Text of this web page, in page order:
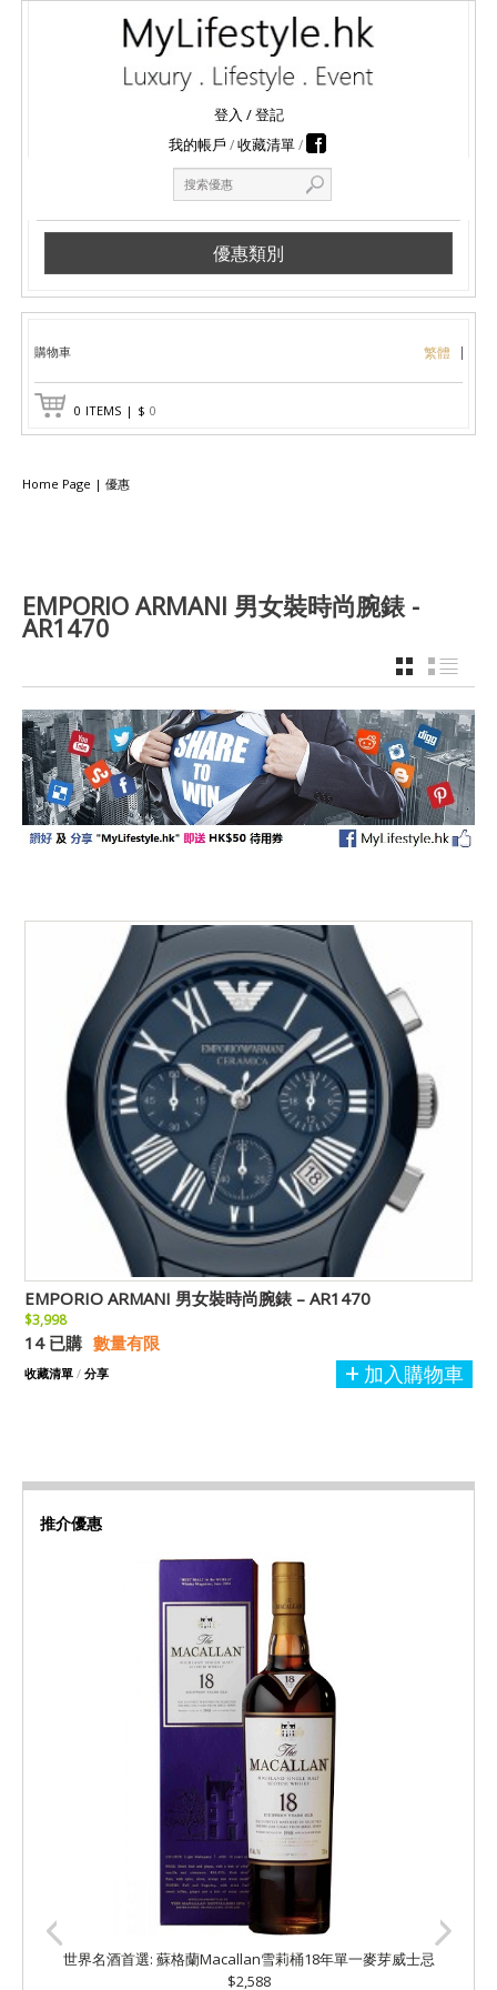
登入 /登記
我的帳戶
收藏清單
優惠類別
購物車 繁體
0 ITEMS | $ 0
Home Page | 優惠
EMPORIO ARMANI 男女裝時尚腕錶 -
AR1470
GRID
EMPORIO ARMANI 男女裝時尚腕錶 – AR1470
$3,998
14 已購 數量有限
加入購物車
收藏清單 / 分享
推介優惠
世界名酒首選: 蘇格蘭Macallan雪莉桶18年單一麥芽威士忌
$2,588